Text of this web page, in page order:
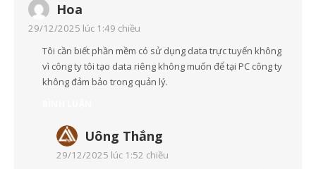
Hoa
29/12/2025 lúc 1:49 chiều
Tôi cần biết phần mềm có sử dụng data trực tuyến không
vì công ty tôi tạo data riêng không muốn để tại PC công ty
không đảm bảo trong quản lý.
Uông Thắng
29/12/2025 lúc 1:52 chiều